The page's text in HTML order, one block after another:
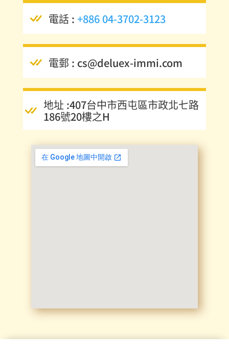
電話 : +886 04-3702-3123
電郵 : cs@deluex-immi.com
地址 :407台中市西屯區市政北七路
186號20樓之H